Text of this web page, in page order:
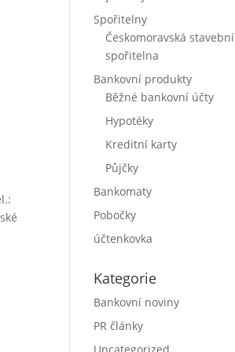
Spořitelny
Českomoravská stavební
spořitelna
Bankovní produkty
Běžné bankovní účty
Hypotéky
Kreditní karty
Půjčky
Bankomaty
Pobočky
účtenkovka
Kategorie
Bankovní noviny
PR články